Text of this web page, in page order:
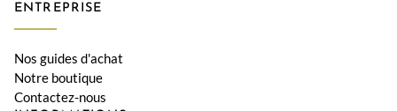
ENTREPRISE
Nos guides d'achat
Notre boutique
Contactez-nous